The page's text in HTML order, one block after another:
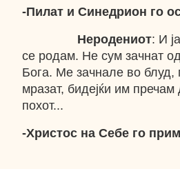
-Пилат и Синедрион го
Неродениот: И
се родам. Не сум зачнат
Бога. Ме зачнале во блуд,
мразат, бидејќи им пречам
похот...
-Христос на Себе го